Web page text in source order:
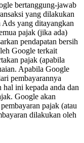
bertanggung-jawab
yang dilakukan
yang ditayangkan
pajak (jika ada)
pendapatan bersih
Google terkait
pajak (apabila
Apabila Google
pembayarannya
hal ini kepada anda dan
Google akan
pajak (atau
dilakukan oleh